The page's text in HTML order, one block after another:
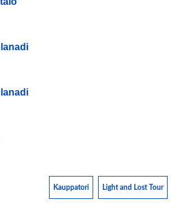
Kauppatori Light and Lost Tour